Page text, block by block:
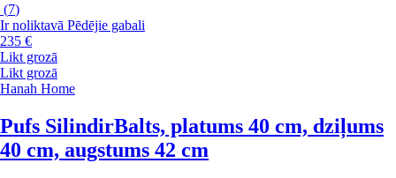
(7)
Ir noliktavā Pēdējie gabali
235 €
Likt grozā
Likt grozā
Hanah Home
Pufs SilindirBalts, platums 40 cm, dziļums
40 cm, augstums 42 cm